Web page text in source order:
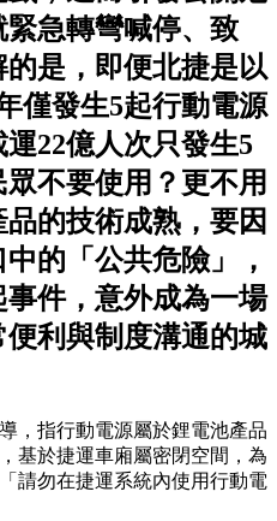
急轉彎喊停、致
是，即便北捷是以
僅發生5起行動電源
22億人次只發生5
不要使用？更不用
的技術成熟，要因
的「公共危險」，
件，意外成為一場
利與制度溝通的城
，指行動電源屬於鋰電池產品
基於捷運車廂屬密閉空間，為
請勿在捷運系統內使用行動電